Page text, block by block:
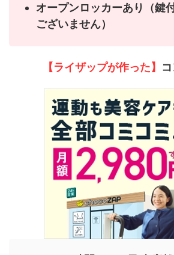
オープンロッカーあり（鍵
ございません）
【ライザップが作った】